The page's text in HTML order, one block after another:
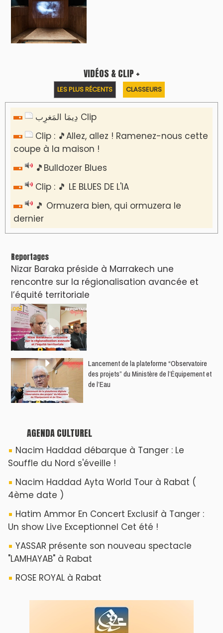
VIDÉOS & CLIP +
LES PLUS RÉCENTS CLASSEURS
دِيمَا المَغرِب Clip
Clip : 🎵Allez, allez ! Ramenez-nous cette
coupe à la maison !
🎵Bulldozer Blues
Clip : 🎵 LE BLUES DE L'IA
🎵 Ormuzera bien, qui ormuzera le
dernier
Reportages
Nizar Baraka préside à Marrakech une
rencontre sur la régionalisation avancée et
l’équité territoriale
​Lancement de la plateforme “Observatoire
des projets” du Ministère de l’Équipement et
de l’Eau
AGENDA CULTUREL
Nacim Haddad débarque à Tanger : Le
Souffle du Nord s'éveille !
Nacim Haddad Ayta World Tour à Rabat (
4ème date )
Hatim Ammor En Concert Exclusif à Tanger :
Un show Live Exceptionnel Cet été !
YASSAR présente son nouveau spectacle
"LAMHAYAB" à Rabat
ROSE ROYAL à Rabat